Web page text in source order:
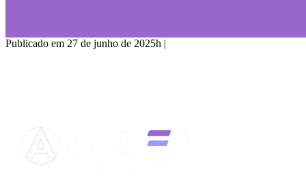
Publicado em 27 de junho de 2025h |